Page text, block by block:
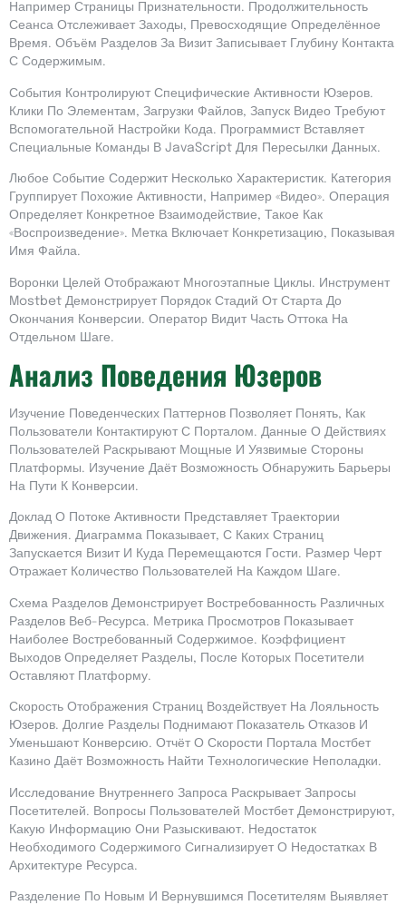
Например Страницы Признательности. Продолжительность
Сеанса Отслеживает Заходы, Превосходящие Определённое
Время. Объём Разделов За Визит Записывает Глубину Контакта
С Содержимым.
События Контролируют Специфические Активности Юзеров.
Клики По Элементам, Загрузки Файлов, Запуск Видео Требуют
Вспомогательной Настройки Кода. Программист Вставляет
Специальные Команды В JavaScript Для Пересылки Данных.
Любое Событие Содержит Несколько Характеристик. Категория
Группирует Похожие Активности, Например «Видео». Операция
Определяет Конкретное Взаимодействие, Такое Как
«Воспроизведение». Метка Включает Конкретизацию, Показывая
Имя Файла.
Воронки Целей Отображают Многоэтапные Циклы. Инструмент
Mostbet Демонстрирует Порядок Стадий От Старта До
Окончания Конверсии. Оператор Видит Часть Оттока На
Отдельном Шаге.
Анализ Поведения Юзеров
Изучение Поведенческих Паттернов Позволяет Понять, Как
Пользователи Контактируют С Порталом. Данные О Действиях
Пользователей Раскрывают Мощные И Уязвимые Стороны
Платформы. Изучение Даёт Возможность Обнаружить Барьеры
На Пути К Конверсии.
Доклад О Потоке Активности Представляет Траектории
Движения. Диаграмма Показывает, С Каких Страниц
Запускается Визит И Куда Перемещаются Гости. Размер Черт
Отражает Количество Пользователей На Каждом Шаге.
Схема Разделов Демонстрирует Востребованность Различных
Разделов Веб-Ресурса. Метрика Просмотров Показывает
Наиболее Востребованный Содержимое. Коэффициент
Выходов Определяет Разделы, После Которых Посетители
Оставляют Платформу.
Скорость Отображения Страниц Воздействует На Лояльность
Юзеров. Долгие Разделы Поднимают Показатель Отказов И
Уменьшают Конверсию. Отчёт О Скорости Портала Мостбет
Казино Даёт Возможность Найти Технологические Неполадки.
Исследование Внутреннего Запроса Раскрывает Запросы
Посетителей. Вопросы Пользователей Мостбет Демонстрируют,
Какую Информацию Они Разыскивают. Недостаток
Необходимого Содержимого Сигнализирует О Недостатках В
Архитектуре Ресурса.
Разделение По Новым И Вернувшимся Посетителям Выявляет